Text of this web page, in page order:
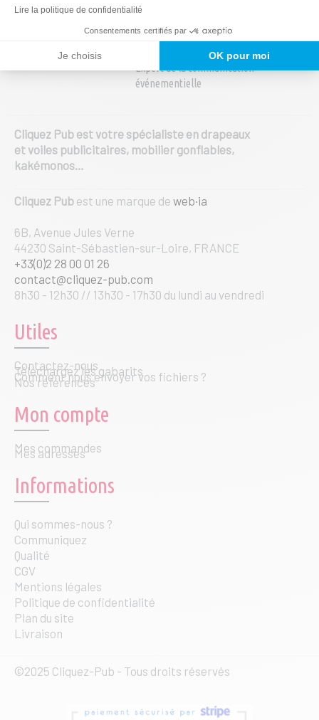
Lire la politique de confidentialité
Consentements certifiés par
Je choisis OK pour moi
être
sur
la
produit
Expert de la communication
événementielle
Cliquez Pub est votre spécialiste en drapeaux
et voiles publicitaires, mobilier gonflables,
kakémonos…
Cliquez Pub est une marque de web·ia
6B, Avenue Jules Verne
44230 Saint-Sébastien-sur-Loire, FRANCE
+33(0)2 28 00 01 26
contact@cliquez-pub.com
8h30 - 12h30 // 13h30 - 17h30 du lundi au vendredi
Utiles
Contactez-nous
Téléchargez les gabarits
Comment nous envoyer vos fichiers ?
Nos références
Mon compte
Mes commandes
Mes adresses
Informations
Qui sommes-nous ?
Communiquez
Qualité
CGV
Mentions légales
Politique de confidentialité
Plan du site
Livraison
©2025 Cliquez-Pub - Tous droits réservés